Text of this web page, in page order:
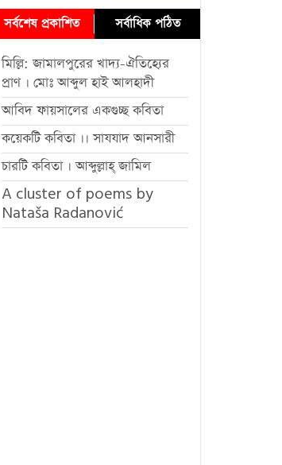
সর্বশেষ প্রকাশিত সর্বাধিক পঠিত
মিল্লি: জামালপুরের খাদ্য-ঐতিহ্যের
প্রাণ । মোঃ আব্দুল হাই আলহাদী
আবিদ ফায়সালের একগুচ্ছ কবিতা
কয়েকটি কবিতা ।। সাযযাদ আনসারী
চারটি কবিতা । আব্দুল্লাহ্ জামিল
A cluster of poems by
Nataša Radanović